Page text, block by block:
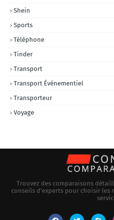
Shein
Sports
Téléphone
Tinder
Transport
Transport Événementiel
Transporteur
Voyage
Trouvez des comparaisons
conseils d'experts pour choisir